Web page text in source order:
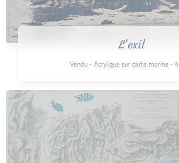
L'exil
Vendu - Acrylique sur carte marine -